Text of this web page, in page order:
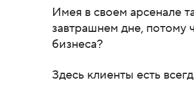
Имея в своем арсенале
завтрашнем дне, потому
бизнеса?
Здесь клиенты есть